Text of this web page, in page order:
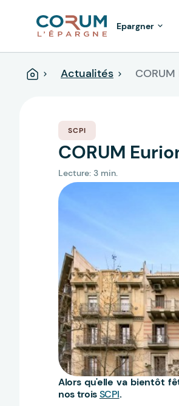
AccueilActualités
Epargner
SCPI
CORUM
Lecture: 3 min.
Alors qu'elle va bientôt
nos troisSCPI.